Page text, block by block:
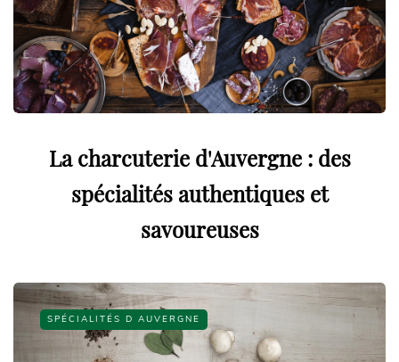
La charcuterie d'Auvergne : des
spécialités authentiques et
savoureuses
SPÉCIALITÉS D AUVERGNE